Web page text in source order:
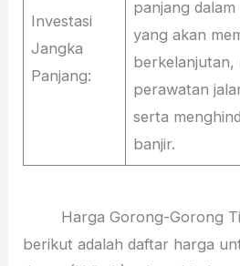
Investasi
Jangka
Panjang:
panjang
yang akan
berkelanjutan,
perawatan
serta
banjir.
Harga Gorong-Gorong
berikut adalah daftar harga